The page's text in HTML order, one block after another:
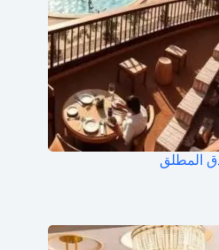
المطلق